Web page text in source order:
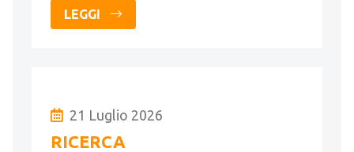
LEGGI
21 Luglio 2026
RICERCA